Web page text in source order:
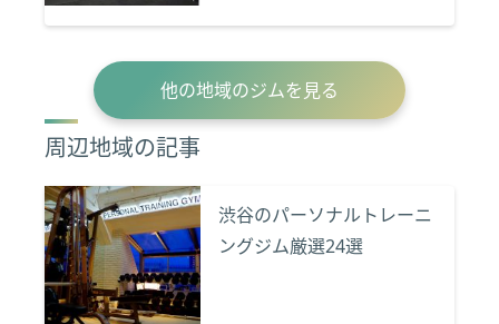
他の地域のジムを見る
周辺地域の記事
渋谷のパーソナルトレーニ
ングジム厳選24選